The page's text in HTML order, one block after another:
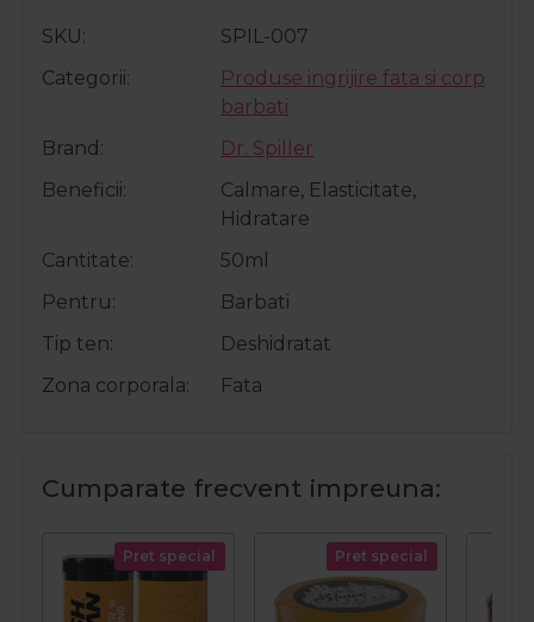
SKU
SPIL-007
Categorii
Produse ingrijire fata si corp
barbati
Brand
Dr. Spiller
Beneficii
Calmare, Elasticitate,
Hidratare
Cantitate
50ml
Pentru
Barbati
Tip ten
Deshidratat
Zona corporala
Fata
Cumparate frecvent impreuna:
Pret special Pret special